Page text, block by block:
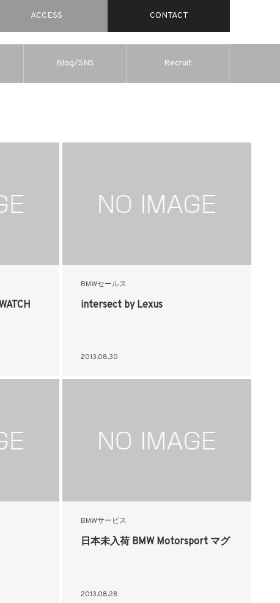
ACCESS CONTACT
Blog/SNS Recruit
BMWセールス
intersect by Lexus
2013.08.30
BMWサービス
日本未入荷 BMW Motorsport マグ
2013.08.28